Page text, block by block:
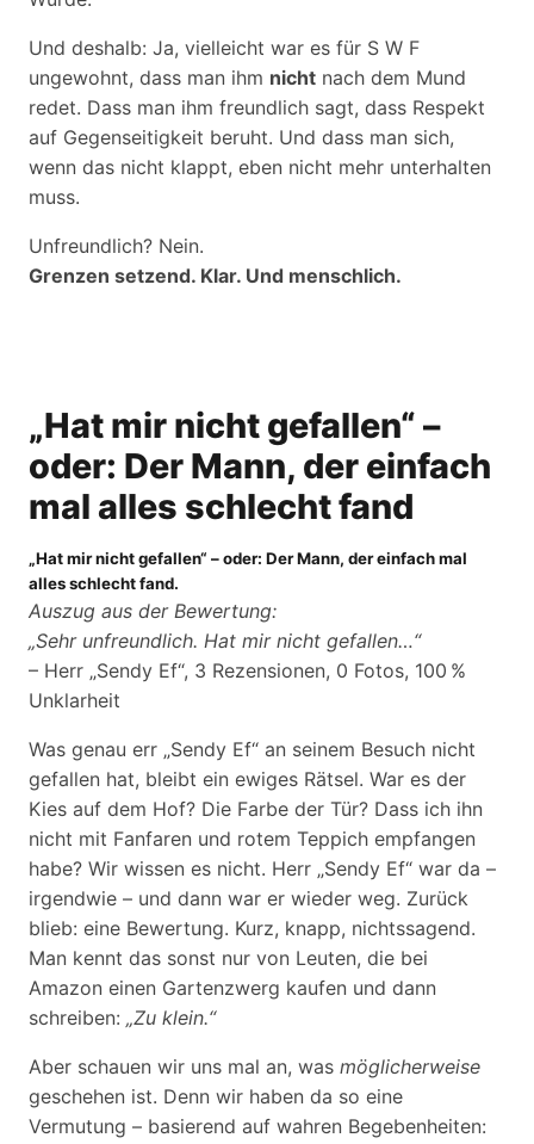
Und deshalb: Ja, vielleicht war es für S W F
ungewohnt, dass man ihm nicht nach dem Mund
redet. Dass man ihm freundlich sagt, dass Respekt
auf Gegenseitigkeit beruht. Und dass man sich,
wenn das nicht klappt, eben nicht mehr unterhalten
muss.
Unfreundlich? Nein.
Grenzen setzend. Klar. Und menschlich.
„Hat mir nicht gefallen“ –
oder: Der Mann, der einfach
mal alles schlecht fand
„Hat mir nicht gefallen“ – oder: Der Mann, der einfach mal
alles schlecht fand.
Auszug aus der Bewertung:
„Sehr unfreundlich. Hat mir nicht gefallen…“
– Herr „Sendy Ef“, 3 Rezensionen, 0 Fotos, 100 %
Unklarheit
Was genau err „Sendy Ef“ an seinem Besuch nicht
gefallen hat, bleibt ein ewiges Rätsel. War es der
Kies auf dem Hof? Die Farbe der Tür? Dass ich ihn
nicht mit Fanfaren und rotem Teppich empfangen
habe? Wir wissen es nicht. Herr „Sendy Ef“ war da –
irgendwie – und dann war er wieder weg. Zurück
blieb: eine Bewertung. Kurz, knapp, nichtssagend.
Man kennt das sonst nur von Leuten, die bei
Amazon einen Gartenzwerg kaufen und dann
schreiben: „Zu klein.“
Aber schauen wir uns mal an, was möglicherweise
geschehen ist. Denn wir haben da so eine
Vermutung – basierend auf wahren Begebenheiten: